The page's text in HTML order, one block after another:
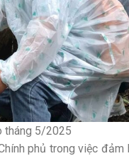
5/2025
phủ trong việc